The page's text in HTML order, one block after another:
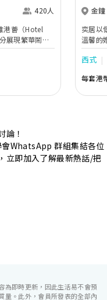
420人
港薈（Hotel
展現繁華鬧巿
門之選。專業團
臻完美，保證
Silverbox宴會
，並採用極富
典神韻。不論
特別日子，令
金鐘
奕居以
溫馨的
團隊會
西式
每套港
論！
WhatsApp 群組集結各位
立即加入了解最新熱話/把
為即時更新，因此生活易不會預
量。此外，會員所發表的全部內